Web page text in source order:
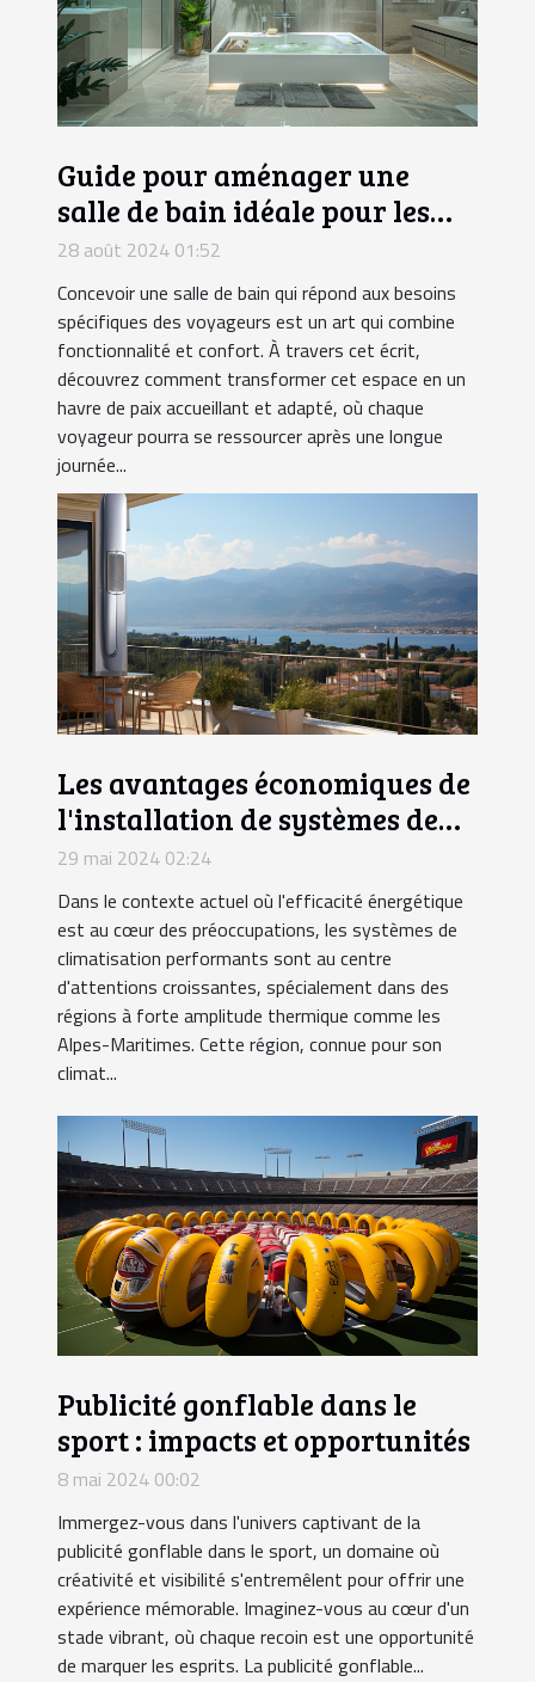
Guide pour aménager une
salle de bain idéale pour les
voyageurs
28 août 2024 01:52
Concevoir une salle de bain qui répond aux besoins
spécifiques des voyageurs est un art qui combine
fonctionnalité et confort. À travers cet écrit,
découvrez comment transformer cet espace en un
havre de paix accueillant et adapté, où chaque
voyageur pourra se ressourcer après une longue
journée...
Les avantages économiques de
l'installation de systèmes de
climatisation efficaces dans
les Alpes-Maritimes
29 mai 2024 02:24
Dans le contexte actuel où l'efficacité énergétique
est au cœur des préoccupations, les systèmes de
climatisation performants sont au centre
d'attentions croissantes, spécialement dans des
régions à forte amplitude thermique comme les
Alpes-Maritimes. Cette région, connue pour son
climat...
Publicité gonflable dans le
sport : impacts et opportunités
8 mai 2024 00:02
Immergez-vous dans l'univers captivant de la
publicité gonflable dans le sport, un domaine où
créativité et visibilité s'entremêlent pour offrir une
expérience mémorable. Imaginez-vous au cœur d'un
stade vibrant, où chaque recoin est une opportunité
de marquer les esprits. La publicité gonflable...